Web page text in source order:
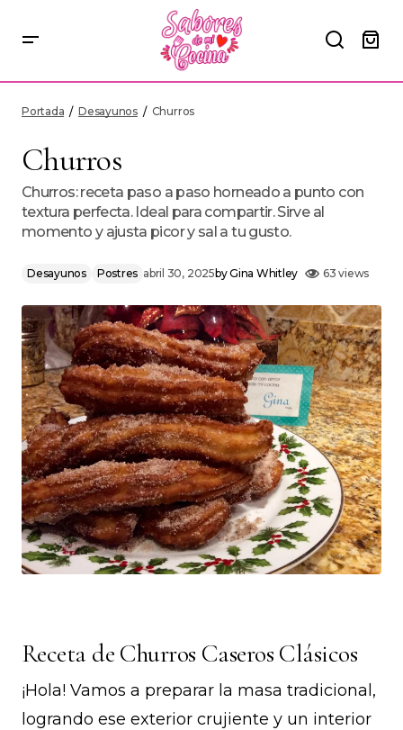
Portada Desayunos Churros
Churros
Churros: receta paso a paso horneado a punto con
textura perfecta. Ideal para compartir. Sirve al
momento y ajusta picor y sal a tu gusto.
Desayunos Postres abril 30, 2025byGina Whitley 63 views
Receta de Churros Caseros Clásicos
¡Hola! Vamos a preparar la masa tradicional,
logrando ese exterior crujiente y un interior